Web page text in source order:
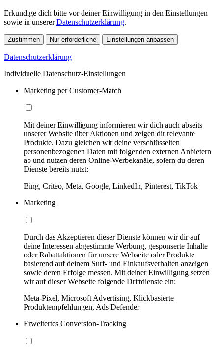
Erkundige dich bitte vor deiner Einwilligung in den Einstellungen
sowie in unsererDatenschutzerklärung.
Zustimmen Nur erforderliche Einstellungen anpassen
Datenschutzerklärung
Individuelle Datenschutz-Einstellungen
Marketing per Customer-Match
Mit deiner Einwilligung informieren wir dich auch abseits
unserer Website über Aktionen und zeigen dir relevante
Produkte. Dazu gleichen wir deine verschlüsselten
personenbezogenen Daten mit folgenden externen Anbietern
ab und nutzen deren Online-Werbekanäle, sofern du deren
Dienste bereits nutzt:
Bing, Criteo, Meta, Google, LinkedIn, Pinterest, TikTok
Marketing
Durch das Akzeptieren dieser Dienste können wir dir auf
deine Interessen abgestimmte Werbung, gesponserte Inhalte
oder Rabattaktionen für unsere Webseite oder Produkte
basierend auf deinem Surf- und Einkaufsverhalten anzeigen
sowie deren Erfolge messen. Mit deiner Einwilligung setzen
wir auf dieser Webseite folgende Drittdienste ein:
Meta-Pixel, Microsoft Advertising, Klickbasierte
Produktempfehlungen, Ads Defender
Erweitertes Conversion-Tracking